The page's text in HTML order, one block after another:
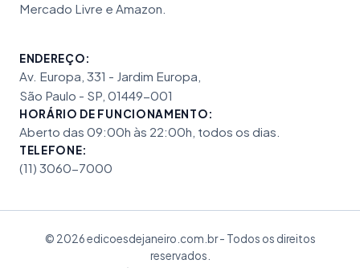
Mercado Livre e Amazon.
ENDEREÇO:
Av. Europa, 331 - Jardim Europa,
São Paulo - SP, 01449-001
HORÁRIO DE FUNCIONAMENTO:
Aberto das 09:00h às 22:00h, todos os dias.
TELEFONE:
(11) 3060-7000
© 2026 edicoesdejaneiro.com.br - Todos os direitos
reservados.